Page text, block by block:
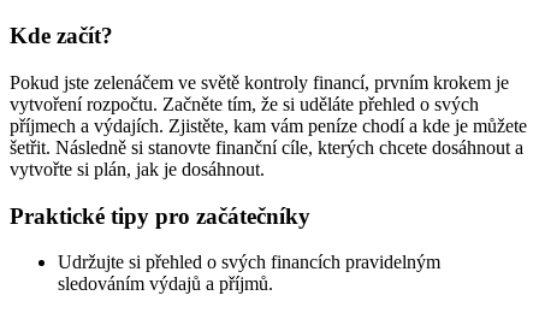
Kde začít?
Pokud jste zelenáčem ve světě kontroly financí, prvním krokem je
vytvoření rozpočtu. Začněte tím, že si uděláte přehled o svých
příjmech a výdajích. Zjistěte, kam vám peníze chodí a kde je můžete
šetřit. Následně si stanovte finanční cíle, kterých chcete dosáhnout a
vytvořte si plán, jak je dosáhnout.
Praktické tipy pro začátečníky
Udržujte si přehled o svých financích pravidelným
sledováním výdajů a příjmů.